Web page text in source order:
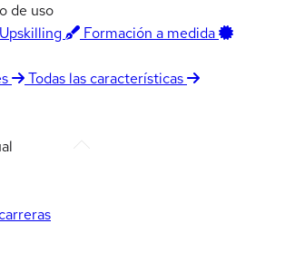
de uso
Upskilling
Formación a medida
Todas las características